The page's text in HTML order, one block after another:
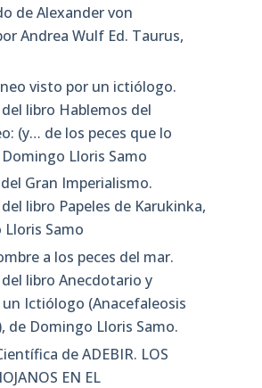
de Alexander von
Andrea Wulf Ed. Taurus,
visto por un ictiólogo.
libro Hablemos del
(y… de los peces que lo
Lloris Samo
Gran Imperialismo.
libro Papeles de Karukinka,
Samo
a los peces del mar.
libro Anecdotario y
Ictiólogo (Anacefaleosis
de Domingo Lloris Samo.
de ADEBIR. LOS
EN EL